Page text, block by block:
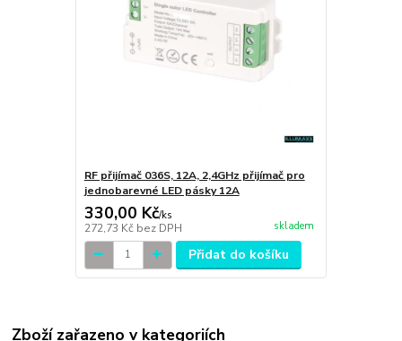
RF přijímač 036S, 12A, 2,4GHz přijímač pro
jednobarevné LED pásky 12A
330,00 Kč/ks
272,73 Kč bez DPH skladem
Přidat do košíku
Zboží zařazeno v kategoriích